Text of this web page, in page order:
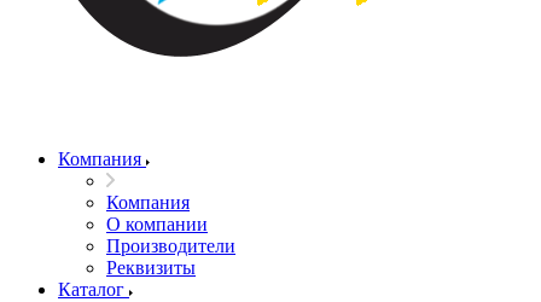
Компания
Компания
О компании
Производители
Реквизиты
Каталог